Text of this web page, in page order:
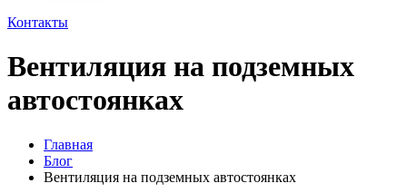
Контакты
Вентиляция на подземных
автостоянках
Главная
Блог
Вентиляция на подземных автостоянках